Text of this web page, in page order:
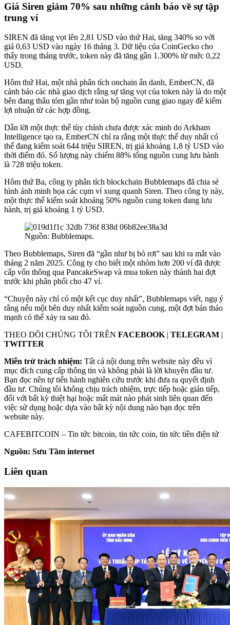
Giá Siren giảm 70% sau những cảnh báo về sự tập
trung ví
SIREN đã tăng vọt lên 2,81 USD vào thứ Hai, tăng 340% so với
giá 0,63 USD vào ngày 16 tháng 3. Dữ liệu của CoinGecko cho
thấy trong tháng trước, token này đã tăng gần 1.300% từ mức 0,22
USD.
Hôm thứ Hai, một nhà phân tích onchain ẩn danh, EmberCN, đã
cảnh báo các nhà giao dịch rằng sự tăng vọt của token này là do một
bên đang thâu tóm gần như toàn bộ nguồn cung giao ngay để kiếm
lợi nhuận từ các hợp đồng.
Dẫn lời một thực thể tùy chỉnh chưa được xác minh do Arkham
Intelligence tạo ra, EmberCN chỉ ra rằng một thực thể duy nhất có
thể đang kiểm soát 644 triệu SIREN, trị giá khoảng 1,8 tỷ USD vào
thời điểm đó. Số lượng này chiếm 88% tổng nguồn cung lưu hành
là 728 triệu token.
Hôm thứ Ba, công ty phân tích blockchain Bubblemaps đã chia sẻ
hình ảnh minh họa các cụm ví xung quanh Siren. Theo công ty này,
một thực thể kiểm soát khoảng 50% nguồn cung token đang lưu
hành, trị giá khoảng 1 tỷ USD.
Nguồn: Bubblemaps.
Theo Bubblemaps, Siren đã “gần như bị bỏ rơi” sau khi ra mắt vào
tháng 2 năm 2025. Công ty cho biết một nhóm hơn 200 ví đã được
cấp vốn thông qua PancakeSwap và mua token này thành hai đợt
trước khi phân phối cho 47 ví.
“Chuyện này chỉ có một kết cục duy nhất”, Bubblemaps viết, ngụ ý
rằng nếu một bên duy nhất kiểm soát nguồn cung, một đợt bán tháo
mạnh có thể xảy ra sau đó.
THEO DÕI CHÚNG TÔI TRÊN FACEBOOK | TELEGRAM |
TWITTER
Miễn trừ trách nhiệm: Tất cả nội dung trên website này đều vì
mục đích cung cấp thông tin và không phải là lời khuyên đầu tư.
Bạn đọc nên tự tiến hành nghiên cứu trước khi đưa ra quyết định
đầu tư. Chúng tôi không chịu trách nhiệm, trực tiếp hoặc gián tiếp,
đối với bất kỳ thiệt hại hoặc mất mát nào phát sinh liên quan đến
việc sử dụng hoặc dựa vào bất kỳ nội dung nào bạn đọc trên
website này.
CAFEBITCOIN – Tin tức bitcoin, tin tức coin, tin tức tiền điện tử
Nguồn: Sưu Tầm internet
Liên quan